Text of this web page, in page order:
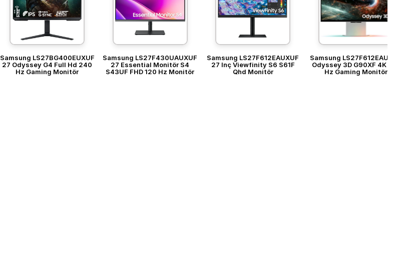
Samsung LS27BG400EUXUF
27 Odyssey G4 Full Hd 240
Hz Gaming Monitör
Samsung LS27F430UAUXUF
27 Essential Monitör S4
S43UF FHD 120 Hz Monitör
Samsung LS27F612EAUXUF
27 Inç Viewfinity S6 S61F
Qhd Monitör
Samsung LS27F612EAUXUF
Odyssey 3D G90XF 4K 165
Hz Gaming Monitör